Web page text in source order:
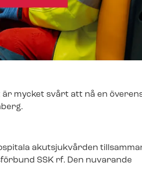
mycket svårt att nå en
akutsjukvården
SSK rf. Den nuvarande